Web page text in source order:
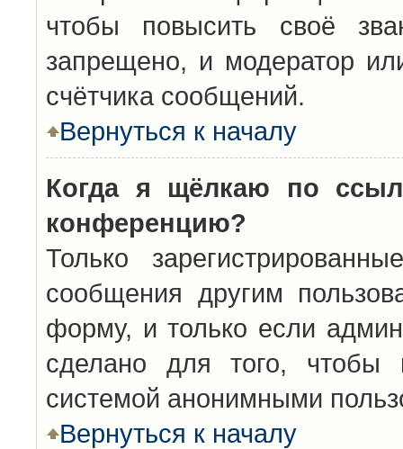
чтобы повысить своё
запрещено, и модератор
счётчика сообщений.
Вернуться к началу
Когда я щёлкаю по
конференцию?
Только
сообщения другим
форму, и только если
сделано для того, чтобы
системой анонимными
Вернуться к началу